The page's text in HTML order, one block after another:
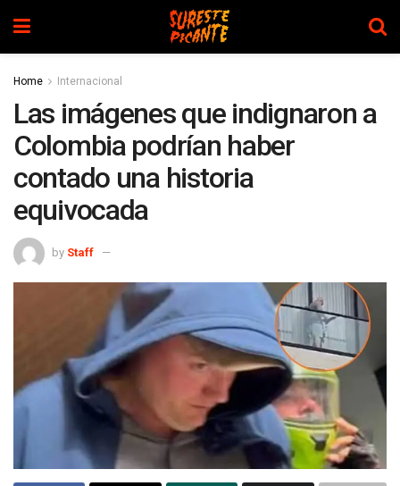
Home Internacional
Las imágenes que indignaron a
Colombia podrían haber
contado una historia
equivocada
by Staff